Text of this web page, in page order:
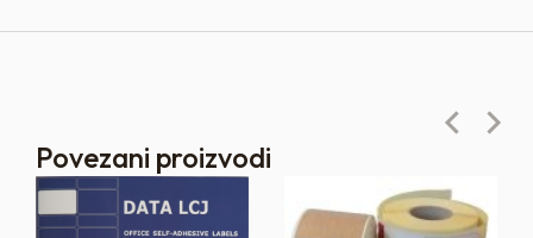
Povezani proizvodi